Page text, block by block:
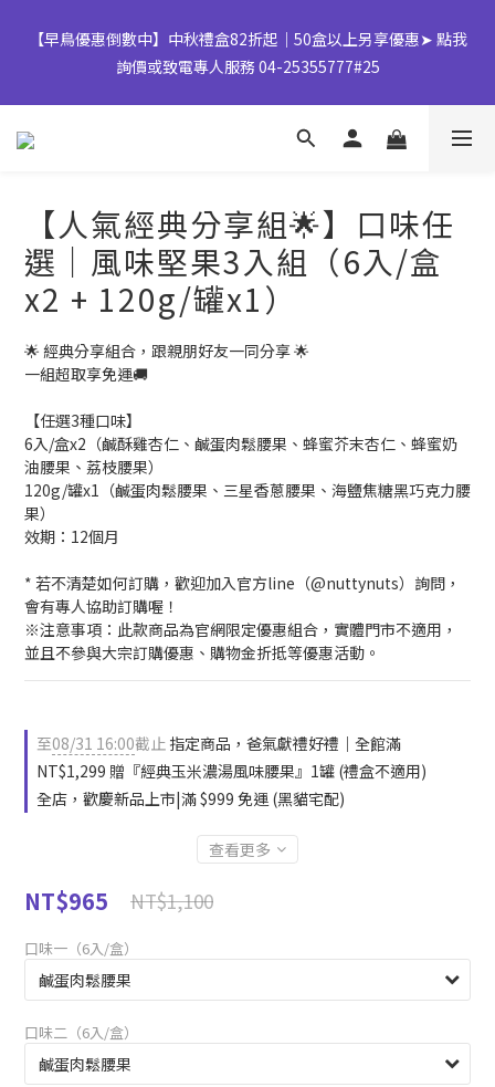
【早鳥優惠倒數中】中秋禮盒82折起｜50盒以上另享優惠➤ 點我
詢價或致電專人服務 04-25355777#25
【早鳥優惠倒數中】中秋禮盒82折起｜50盒以上另享優惠➤ 點我
詢價或致電專人服務 04-25355777#25
👉風味堅果系列(鹹蛋肉鬆除外)產地將移轉至越南，商品皆有經過
台灣團隊至越南廠嚴格把關，風味與品質皆維持與台灣一致，請您
放心選購。
【早鳥優惠倒數中】中秋禮盒82折起｜50盒以上另享優惠➤ 點我
詢價或致電專人服務 04-25355777#25
【人氣經典分享組🌟】口味任
選｜風味堅果3入組（6入/盒
x2 + 120g/罐x1）
🌟 經典分享組合，跟親朋好友一同分享 🌟
一組超取享免運🚚
【任選3種口味】
6入/盒x2（鹹酥雞杏仁、鹹蛋肉鬆腰果、蜂蜜芥末杏仁、蜂蜜奶
油腰果、荔枝腰果）
120g/罐x1（鹹蛋肉鬆腰果、三星香蔥腰果、海鹽焦糖黑巧克力腰
果）
效期：12個月
* 若不清楚如何訂購，歡迎加入官方line（@nuttynuts）詢問，
會有專人協助訂購喔！
※注意事項：此款商品為官網限定優惠組合，實體門市不適用，
並且不參與大宗訂購優惠、購物金折抵等優惠活動。
至08/31 16:00截止 指定商品，爸氣獻禮好禮｜全館滿
NT$1,299 贈『經典玉米濃湯風味腰果』1罐 (禮盒不適用)
全店，歡慶新品上市|滿 $999 免運 (黑貓宅配)
查看更多
NT$965 NT$1,100
口味一（6入/盒）
口味二（6入/盒）